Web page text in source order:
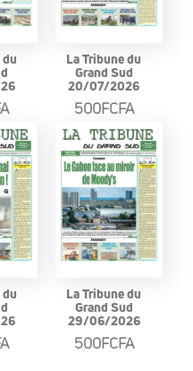
du La Tribune du
Grand Sud
20/07/2026
500FCFA
du La Tribune du
Grand Sud
29/06/2026
500FCFA